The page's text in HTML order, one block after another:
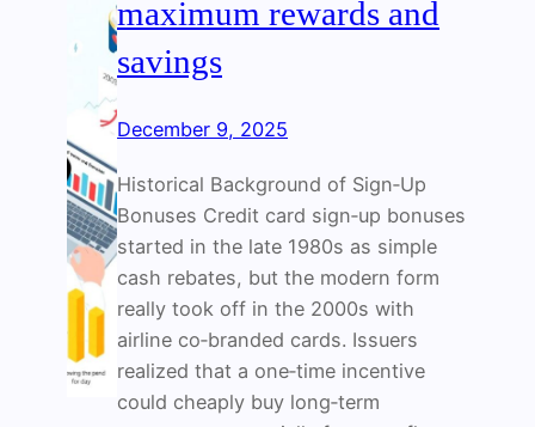
maximum rewards and
savings
December 9, 2025
Historical Background of Sign‑Up
Bonuses Credit card sign‑up bonuses
started in the late 1980s as simple
cash rebates, but the modern form
really took off in the 2000s with
airline co‑branded cards. Issuers
realized that a one‑time incentive
could cheaply buy long‑term